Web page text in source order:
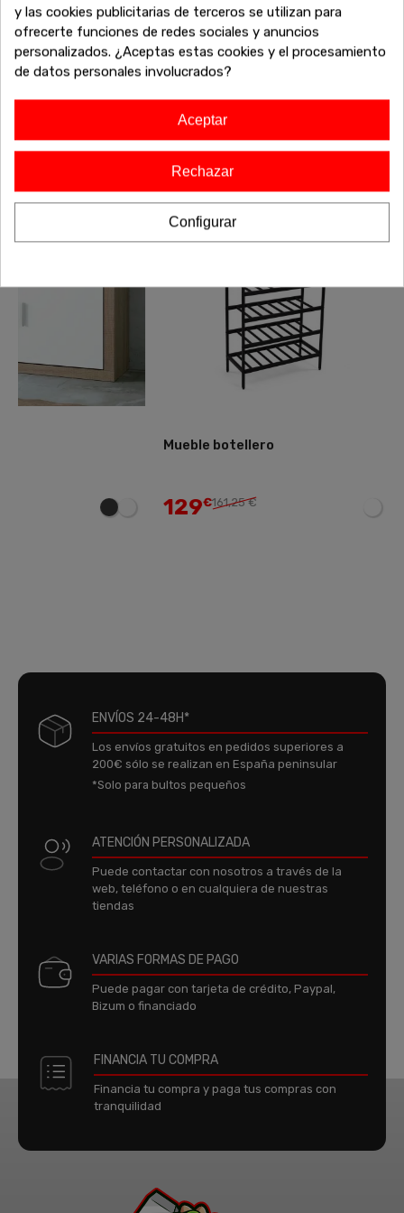
¿No has terminado aún? Sigue explorando nuestras
increíbles ofertas de liquidación en muebles de alta calidad.
Encuentra más sofás, armarios, mesas y todo lo que
necesitas para completar tu hogar a precios inigualables.
exclusivos antes de que se agoten!
161,25 €
Aparador con 2
ENVÍOS 24-48H*
Los envíos gratuitos en pedidos superiores a
200€ sólo se realizan en España peninsular
*Solo para bultos pequeños
ATENCIÓN PERSONALIZADA
Puede contactar con nosotros a través de la
web, teléfono o en cualquiera de nuestras
tiendas
VARIAS FORMAS DE PAGO
Puede pagar con tarjeta de crédito, Paypal,
Bizum o financiado
FINANCIA TU COMPRA
Financia tu compra y paga tus compras con
tranquilidad
y las cookies publicitarias de terceros se utilizan para
ofrecerte funciones de redes sociales y anuncios
personalizados. ¿Aceptas estas cookies y el procesamiento
de datos personales involucrados?
Aceptar
Rechazar
Configurar